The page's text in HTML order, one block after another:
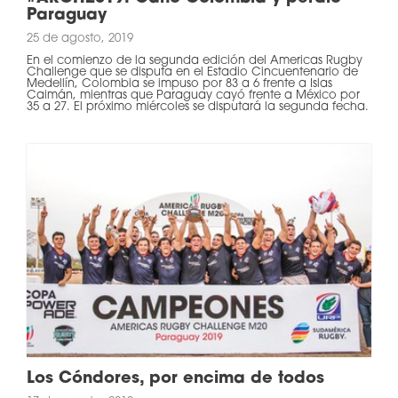
Paraguay
25 de agosto, 2019
En el comienzo de la segunda edición del Americas Rugby
Challenge que se disputa en el Estadio Cincuentenario de
Medellín, Colombia se impuso por 83 a 6 frente a Islas
Caimán, mientras que Paraguay cayó frente a México por
35 a 27. El próximo miércoles se disputará la segunda fecha.
Los Cóndores, por encima de todos